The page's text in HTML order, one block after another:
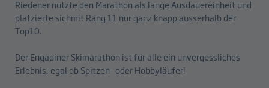
Riedener nutzte den Marathon als lange Ausdauereinheit und
platzierte sichmit Rang 11 nur ganz knapp ausserhalb der
Top10.
Der Engadiner Skimarathon ist für alle ein unvergessliches
Erlebnis, egal ob Spitzen- oder Hobbyläufer!